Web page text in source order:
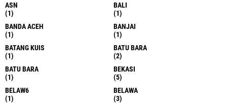
ASN
(1)
BALI
(1)
BANDA ACEH
(1)
BANJAI
(1)
BATANG KUIS
(1)
BATU BARA
(2)
BATU BARA
(1)
BEKASI
(5)
BELAW6
(1)
BELAWA
(3)